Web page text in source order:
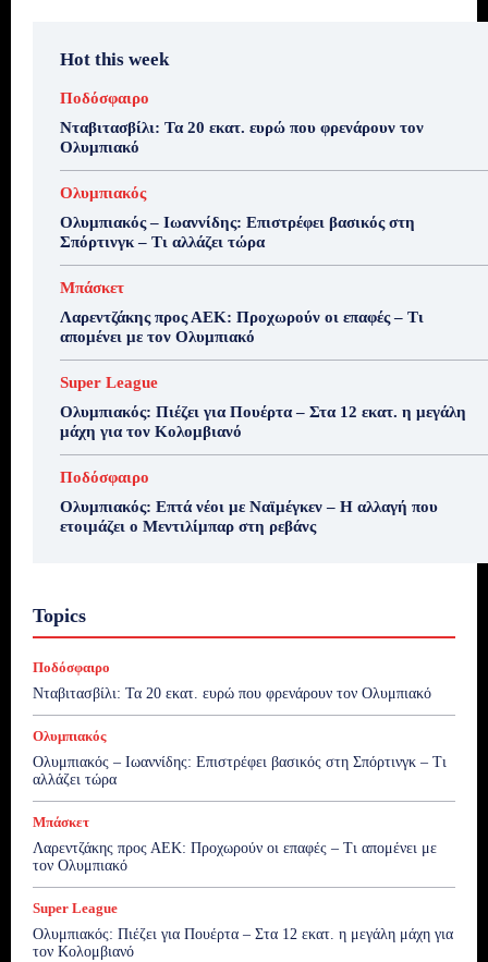
Hot this week
Ποδόσφαιρο
Νταβιτασβίλι: Τα 20 εκατ. ευρώ που φρενάρουν τον
Ολυμπιακό
Ολυμπιακός
Ολυμπιακός – Ιωαννίδης: Επιστρέφει βασικός στη
Σπόρτινγκ – Τι αλλάζει τώρα
Μπάσκετ
Λαρεντζάκης προς ΑΕΚ: Προχωρούν οι επαφές – Τι
απομένει με τον Ολυμπιακό
Super League
Ολυμπιακός: Πιέζει για Πουέρτα – Στα 12 εκατ. η μεγάλη
μάχη για τον Κολομβιανό
Ποδόσφαιρο
Ολυμπιακός: Επτά νέοι με Ναϊμέγκεν – Η αλλαγή που
ετοιμάζει ο Μεντιλίμπαρ στη ρεβάνς
Topics
Ποδόσφαιρο
Νταβιτασβίλι: Τα 20 εκατ. ευρώ που φρενάρουν τον Ολυμπιακό
Ολυμπιακός
Ολυμπιακός – Ιωαννίδης: Επιστρέφει βασικός στη Σπόρτινγκ – Τι
αλλάζει τώρα
Μπάσκετ
Λαρεντζάκης προς ΑΕΚ: Προχωρούν οι επαφές – Τι απομένει με
τον Ολυμπιακό
Super League
Ολυμπιακός: Πιέζει για Πουέρτα – Στα 12 εκατ. η μεγάλη μάχη για
τον Κολομβιανό